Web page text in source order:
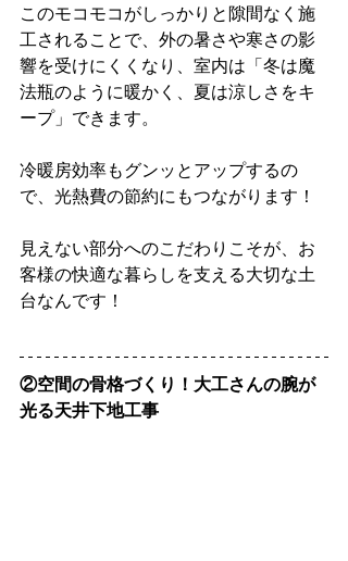
このモコモコがしっかりと隙間なく施
工されることで、外の暑さや寒さの影
響を受けにくくなり、室内は「冬は魔
法瓶のように暖かく、夏は涼しさをキ
ープ」できます。
冷暖房効率もグンッとアップするの
で、光熱費の節約にもつながります！
見えない部分へのこだわりこそが、お
客様の快適な暮らしを支える大切な土
台なんです！
②空間の骨格づくり！大工さんの腕が
光る天井下地工事